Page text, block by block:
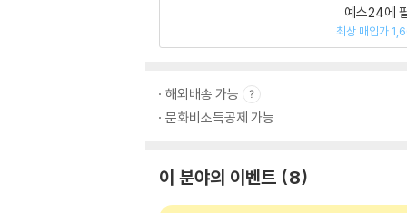
예스24에
최상 매입가
해외배송 가능
문화비소득공제 가능
이 분야의 이벤트 8